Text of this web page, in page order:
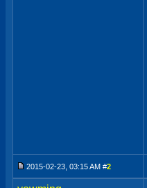
2015-02-23, 03:15 AM #2